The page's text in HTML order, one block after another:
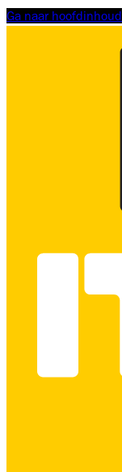
Ga naar hoofdinhoud